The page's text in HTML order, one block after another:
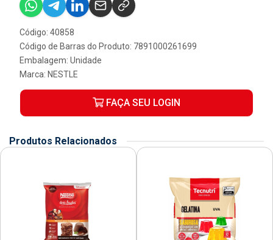
Código: 40858
Código de Barras do Produto: 7891000261699
Embalagem: Unidade
Marca: NESTLE
FAÇA SEU LOGIN
Produtos Relacionados